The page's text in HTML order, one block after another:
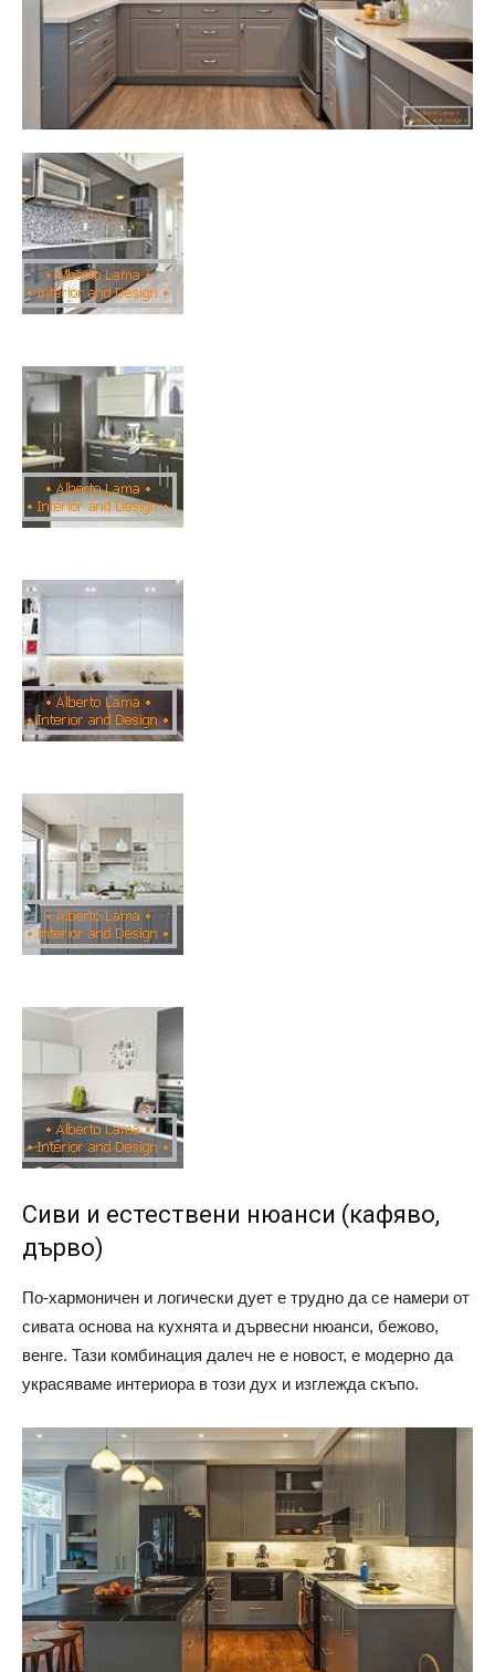
Сиви и естествени нюанси (кафяво,
дърво)
По-хармоничен и логически дует е трудно да се намери от
сивата основа на кухнята и дървесни нюанси, бежово,
венге. Тази комбинация далеч не е новост, е модерно да
украсяваме интериора в този дух и изглежда скъпо.